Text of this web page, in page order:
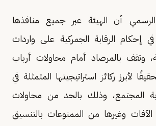
أن الهيئة عبر جميع منافذها
إحكام الرقابة الجمركية على واردات
وتقف بالمرصاد أمام محاولات أرباب
لأبرز ركائز استراتيجيتها المتمثلة في
المجتمع، وذلك بالحد من محاولات
وغيرها من الممنوعات بالتنسيق